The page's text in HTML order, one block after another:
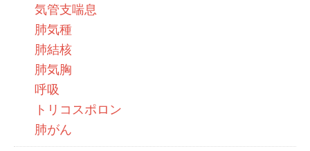
気管支喘息
肺気種
肺結核
肺気胸
呼吸
トリコスポロン
肺がん